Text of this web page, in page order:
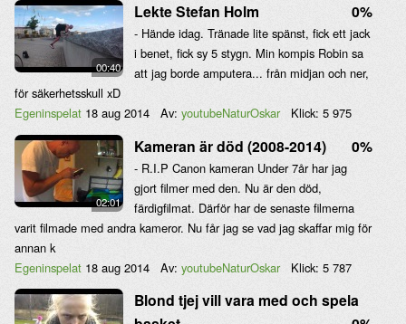
00:40
Lekte Stefan Holm 0%
- Hände idag. Tränade lite spänst, fick ett jack
i benet, fick sy 5 stygn. Min kompis Robin sa
att jag borde amputera... från midjan och ner,
för säkerhetsskull xD
Egeninspelat 18 aug 2014 Av: youtubeNaturOskar Klick: 5 975
02:01
Kameran är död (2008-2014) 0%
- R.I.P Canon kameran Under 7år har jag
gjort filmer med den. Nu är den död,
färdigfilmat. Därför har de senaste filmerna
varit filmade med andra kameror. Nu får jag se vad jag skaffar mig för
annan k
Egeninspelat 18 aug 2014 Av: youtubeNaturOskar Klick: 5 787
Blond tjej vill vara med och spela